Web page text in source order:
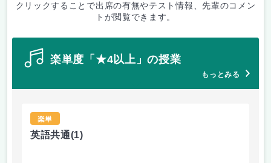
クリックすることで出席の有無やテスト情報、先輩のコメン
トが閲覧できます。
楽単度「★4以上」の授業
もっとみる
楽単
英語共通(1)